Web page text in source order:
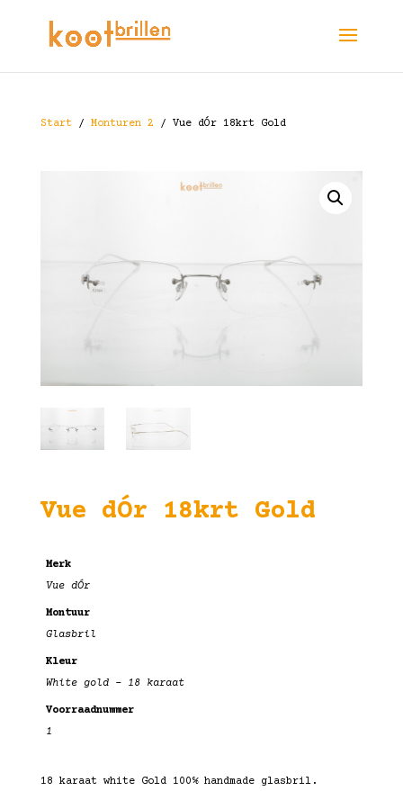
Start/ Monturen 2 / Vue dÓr 18krt Gold
Vue dÓr 18krt Gold
Merk
Vue dÓr
Montuur
Glasbril
Kleur
White gold – 18 karaat
Voorraadnummer
1
18 karaat white Gold 100% handmade glasbril.